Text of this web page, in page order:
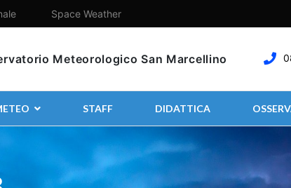
Space Weather
Meteorologico San Marcellino
STAFF DIDATTICA